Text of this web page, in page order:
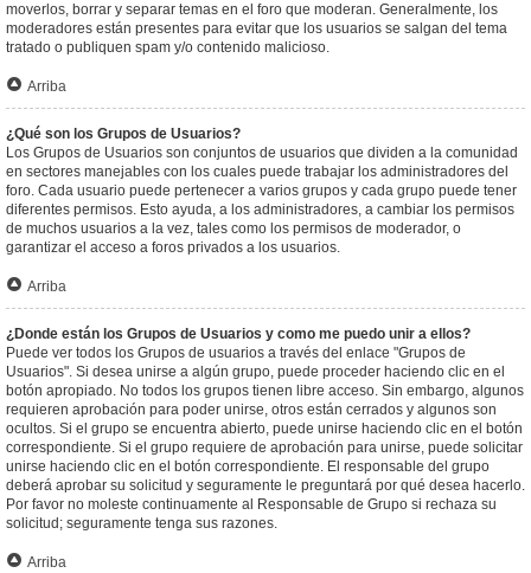
moverlos, borrar y separar temas en el foro que moderan. Generalmente, los
moderadores están presentes para evitar que los usuarios se salgan del tema
tratado o publiquen spam y/o contenido malicioso.
Arriba
¿Qué son los Grupos de Usuarios?
Los Grupos de Usuarios son conjuntos de usuarios que dividen a la comunidad
en sectores manejables con los cuales puede trabajar los administradores del
foro. Cada usuario puede pertenecer a varios grupos y cada grupo puede tener
diferentes permisos. Esto ayuda, a los administradores, a cambiar los permisos
de muchos usuarios a la vez, tales como los permisos de moderador, o
garantizar el acceso a foros privados a los usuarios.
Arriba
¿Donde están los Grupos de Usuarios y como me puedo unir a ellos?
Puede ver todos los Grupos de usuarios a través del enlace "Grupos de
Usuarios". Si desea unirse a algún grupo, puede proceder haciendo clic en el
botón apropiado. No todos los grupos tienen libre acceso. Sin embargo, algunos
requieren aprobación para poder unirse, otros están cerrados y algunos son
ocultos. Si el grupo se encuentra abierto, puede unirse haciendo clic en el botón
correspondiente. Si el grupo requiere de aprobación para unirse, puede solicitar
unirse haciendo clic en el botón correspondiente. El responsable del grupo
deberá aprobar su solicitud y seguramente le preguntará por qué desea hacerlo.
Por favor no moleste continuamente al Responsable de Grupo si rechaza su
solicitud; seguramente tenga sus razones.
Arriba